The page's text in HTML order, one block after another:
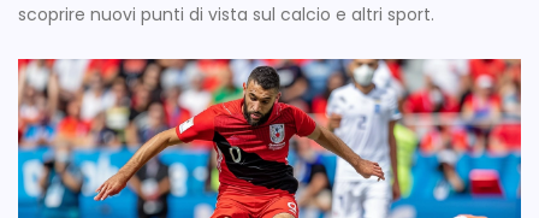
scoprire nuovi punti di vista sul calcio e altri sport.